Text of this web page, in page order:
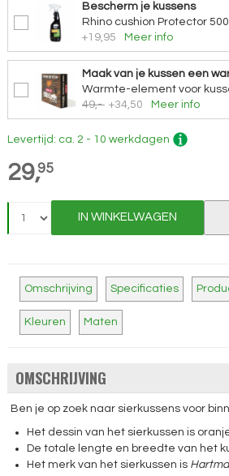
Bescherm je kussens
Rhino cushion Protector
+19,95
Meer info
Maak van je kussen een
Warmte-element voor
49,- +34,50 Meer info
Levertijd: ca. 2 - 10 werkdagen
29,95
IN WINKELWAGEN
Omschrijving Specificaties
Kleuren Maten
OMSCHRIJVING
Ben je op zoek naar sierkussens voor
Het dessin van het sierkussen is
De totale lengte en breedte van het
Het merk van het sierkussen is